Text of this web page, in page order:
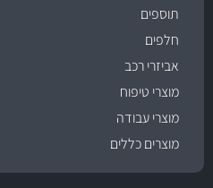
תוספים
חלפים
אביזרי רכב
מוצרי טיפוח
מוצרי עבודה
מוצרים כללים